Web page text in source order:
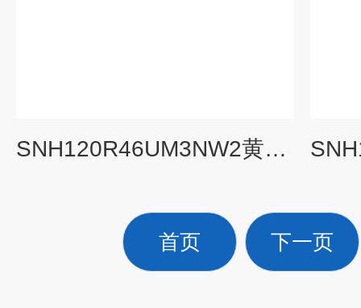
SNH120R46UM3NW2黄山螺杆泵燃油输送泵
首页 下一页